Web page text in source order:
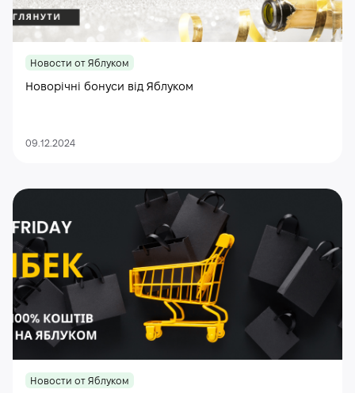
Новости от Яблуком
Новорічні бонуси від Яблуком
09.12.2024
Новости от Яблуком